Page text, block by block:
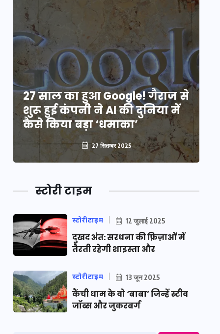
27 साल का हुआ Google! गैराज से
शुरू हुई कंपनी ने AI की दुनिया में
कैसे किया बड़ा ‘धमाका’
27 सितम्बर 2025
स्टोरी टाइम
स्टोरीटाइम 12 जुलाई 2025
दुखद अंत: सरधना की फ़िज़ाओं में
तैरती रहेगी शाइस्ता और
स्टोरीटाइम 13 जून 2025
कैंची धाम के वो ‘बाबा’ जिन्हें स्टीव
जॉब्स और जुकरबर्ग